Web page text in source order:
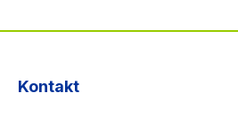
Kontakt